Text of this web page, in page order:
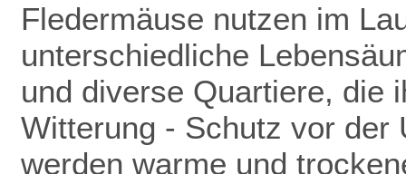
Fledermäuse nutzen im
unterschiedliche
und diverse Quartiere, die
Witterung - Schutz vor der
werden warme und